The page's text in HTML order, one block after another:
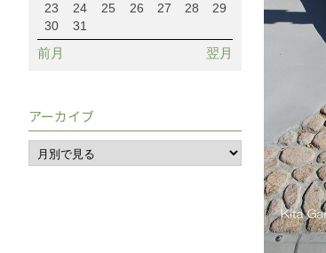
23
24 25 26 27 28
29
30
31
前月 翌月
アーカイブ